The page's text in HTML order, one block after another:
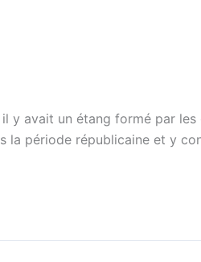
il y avait un étang formé par
la période républicaine et y